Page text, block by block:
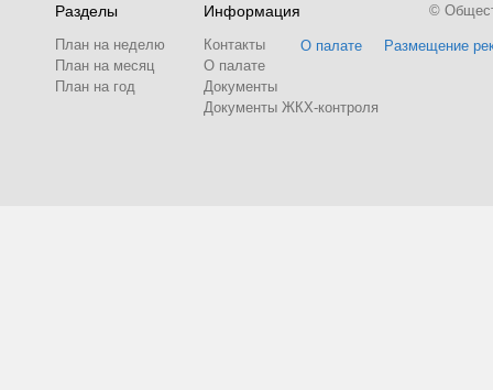
Разделы
План на неделю
План на месяц
План на год
Информация
Контакты
О палате
Документы
Документы ЖКХ-контроля
О палате Размещение
©